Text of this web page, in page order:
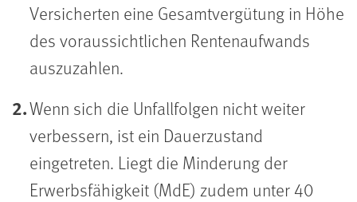
Versicherten eine Gesamtvergütung in Höhe
des voraussichtlichen Rentenaufwands
auszuzahlen.
Wenn sich die Unfallfolgen nicht weiter
verbessern, ist ein Dauerzustand
eingetreten. Liegt die Minderung der
Erwerbsfähigkeit (MdE) zudem unter 40